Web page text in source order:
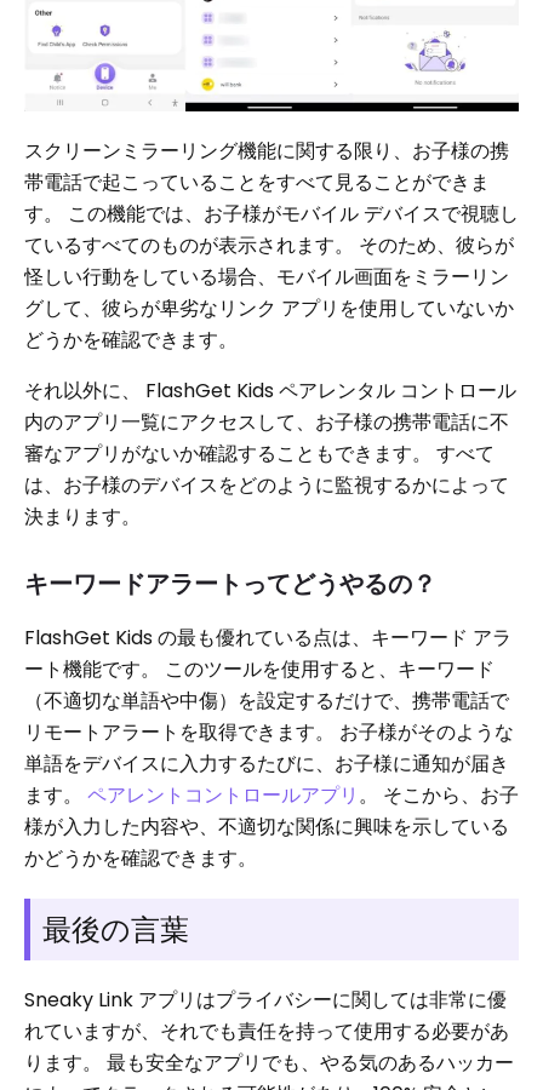
スクリーンミラーリング機能に関する限り、お子様の携
帯電話で起こっていることをすべて見ることができま
す。 この機能では、お子様がモバイル デバイスで視聴し
ているすべてのものが表示されます。 そのため、彼らが
怪しい行動をしている場合、モバイル画面をミラーリン
グして、彼らが卑劣なリンク アプリを使用していないか
どうかを確認できます。
それ以外に、 FlashGet Kids ペアレンタル コントロール
内のアプリ一覧にアクセスして、お子様の携帯電話に不
審なアプリがないか確認することもできます。 すべて
は、お子様のデバイスをどのように監視するかによって
決まります。
キーワードアラートってどうやるの？
FlashGet Kids の最も優れている点は、キーワード アラ
ート機能です。 このツールを使用すると、キーワード
（不適切な単語や中傷）を設定するだけで、携帯電話で
リモートアラートを取得できます。 お子様がそのような
単語をデバイスに入力するたびに、お子様に通知が届き
ます。 ペアレントコントロールアプリ 。 そこから、お子
様が入力した内容や、不適切な関係に興味を示している
かどうかを確認できます。
最後の言葉
Sneaky Link アプリはプライバシーに関しては非常に優
れていますが、それでも責任を持って使用する必要があ
ります。 最も安全なアプリでも、やる気のあるハッカー